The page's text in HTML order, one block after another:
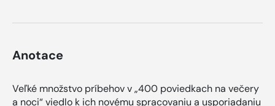
Anotace
Veľké množstvo príbehov v „400 poviedkach na večery
a noci“ viedlo k ich novému spracovaniu a usporiadaniu